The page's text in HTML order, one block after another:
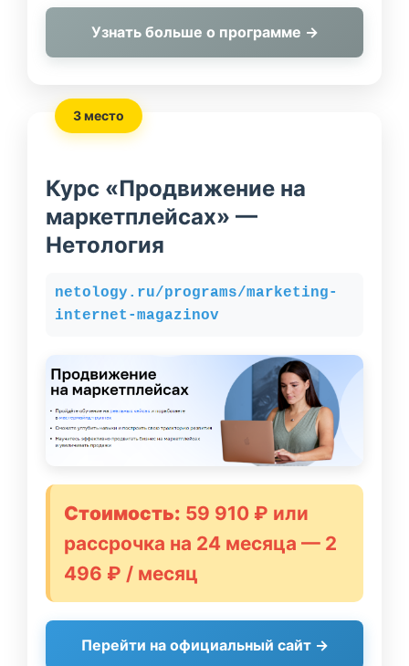
Узнать больше о программе →
3 место
Курс «Продвижение на
маркетплейсах» —
Нетология
netology.ru/programs/marketing-
internet-magazinov
Стоимость: 59 910 ₽ или
рассрочка на 24 месяца — 2
496 ₽ / месяц
Перейти на официальный сайт →